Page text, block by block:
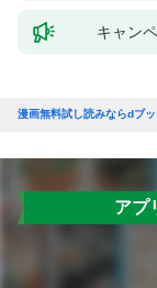
キャン
漫画無料試し読みならdブッ
アプ